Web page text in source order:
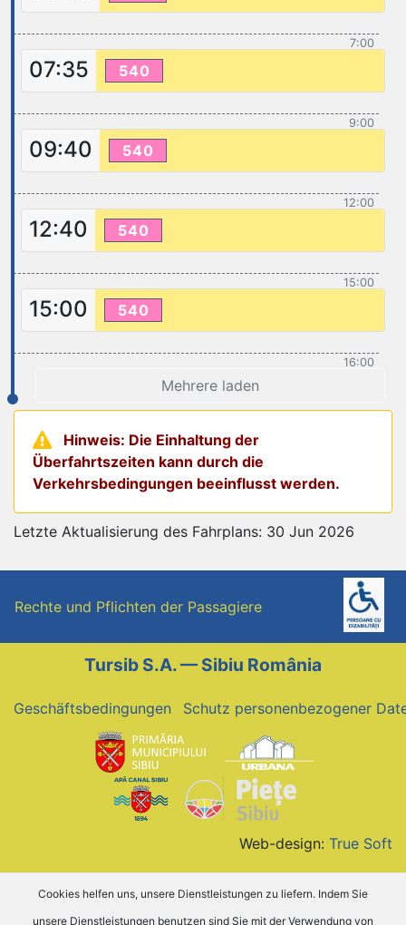
7:00
07:35 540
9:00
09:40 540
12:00
12:40 540
15:00
15:00 540
16:00
Mehrere laden
Hinweis: Die Einhaltung der
Überfahrtszeiten kann durch die
Verkehrsbedingungen beeinflusst werden.
Letzte Aktualisierung des Fahrplans: 30 Jun 2026
Rechte und Pflichten der Passagiere
Tursib S.A. — Sibiu România
Geschäftsbedingungen Schutz personenbezogener
Web-design: True Soft
Cookies helfen uns, unsere Dienstleistungen zu liefern. Indem Sie
unsere Dienstleistungen benutzen sind Sie mit der Verwendung von